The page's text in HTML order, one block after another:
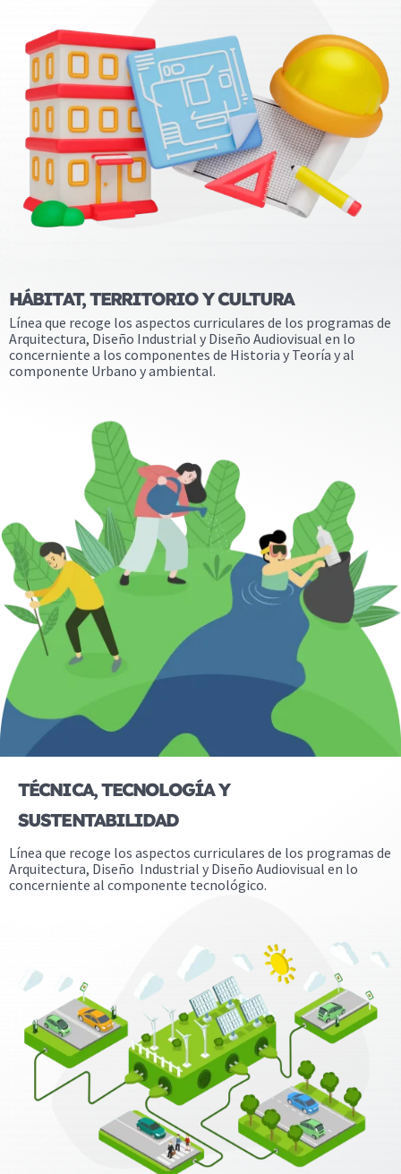
HÁBITAT, TERRITORIO Y CULTURA
Línea que recoge los aspectos curriculares de los programas de
Arquitectura, Diseño Industrial y Diseño Audiovisual en lo
concerniente a los componentes de Historia y Teoría y al
componente Urbano y ambiental.
TÉCNICA, TECNOLOGÍA Y
SUSTENTABILIDAD
Línea que recoge los aspectos curriculares de los programas de
Arquitectura, Diseño Industrial y Diseño Audiovisual en lo
concerniente al componente tecnológico.